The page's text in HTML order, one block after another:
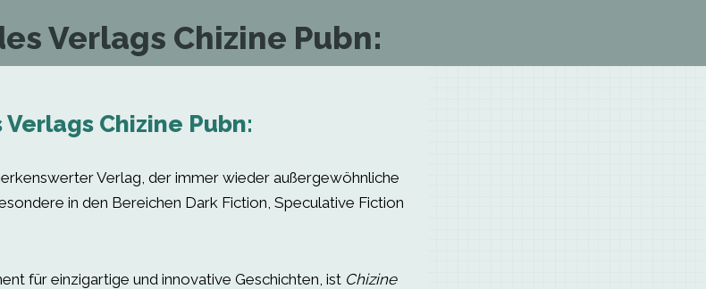
Verlags Chizine Pubn:
Chizine Pubn:
Verlag, der immer wieder außergewöhnliche
in den Bereichen Dark Fiction, Speculative Fiction
für einzigartige und innovative Geschichten, ist Chizine